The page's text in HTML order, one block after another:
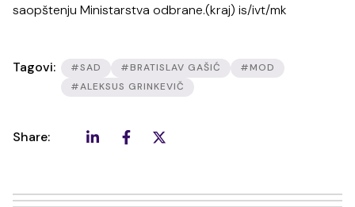
saopštenju Ministarstva odbrane.(kraj) is/ivt/mk
Tagovi: #SAD #BRATISLAV GAŠIĆ
#MOD
#ALEKSUS GRINKEVIČ
Share: